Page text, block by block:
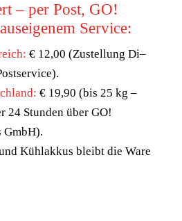
– per Post, GO!
Service:
€ 12,00 (Zustellung Di–
€ 19,90 (bis 25 kg –
24 Stunden über GO!
GmbH).
Kühlakkus bleibt die Ware